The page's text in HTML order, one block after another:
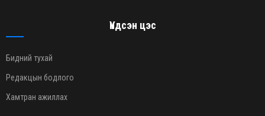
Үндсэн цэс
Бидний тухай
Редакцын бодлого
Хамтран ажиллах